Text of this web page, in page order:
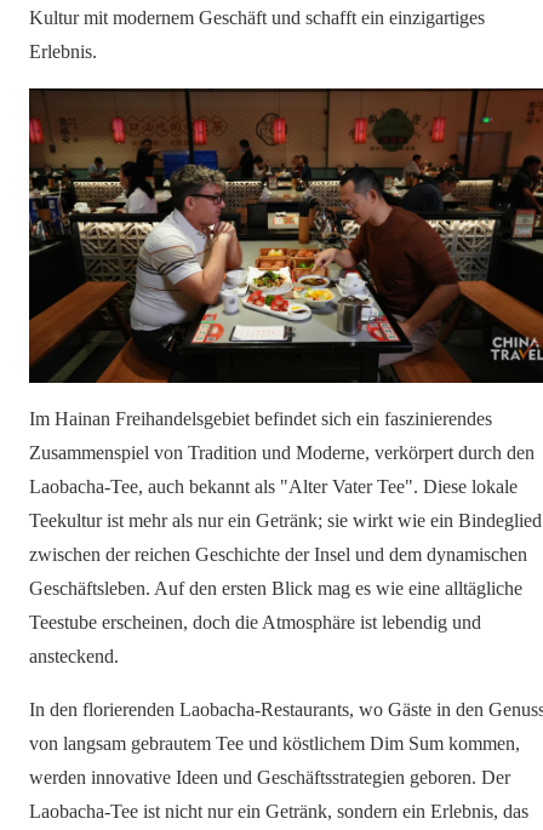
Kultur mit modernem Geschäft und schafft ein einzigartiges
Erlebnis.
Im Hainan Freihandelsgebiet befindet sich ein faszinierendes
Zusammenspiel von Tradition und Moderne, verkörpert durch den
Laobacha-Tee, auch bekannt als "Alter Vater Tee". Diese lokale
Teekultur ist mehr als nur ein Getränk; sie wirkt wie ein Bindeglied
zwischen der reichen Geschichte der Insel und dem dynamischen
Geschäftsleben. Auf den ersten Blick mag es wie eine alltägliche
Teestube erscheinen, doch die Atmosphäre ist lebendig und
ansteckend.
In den florierenden Laobacha-Restaurants, wo Gäste in den
von langsam gebrautem Tee und köstlichem Dim Sum kommen,
werden innovative Ideen und Geschäftsstrategien geboren. Der
Laobacha-Tee ist nicht nur ein Getränk, sondern ein Erlebnis, das